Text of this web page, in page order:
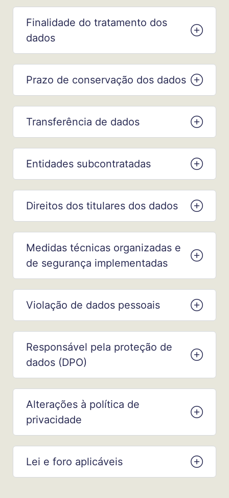
Finalidade do tratamento dos
dados
Prazo de conservação dos dados
Transferência de dados
Entidades subcontratadas
Direitos dos titulares dos dados
Medidas técnicas organizadas e
de segurança implementadas
Violação de dados pessoais
Responsável pela proteção de
dados (DPO)
Alterações à política de
privacidade
Lei e foro aplicáveis